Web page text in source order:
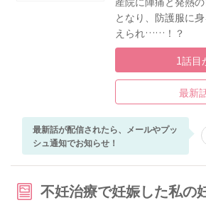
となり、防護服に
えられ……！？
1話目
最新
最新話が配信されたら、メールやプッ
シュ通知でお知らせ！
不妊治療で妊娠した私の